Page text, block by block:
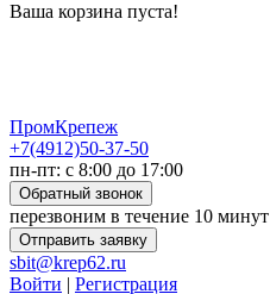
Ваша корзина пуста!
ПромКрепеж
+7(4912)50-37-50
пн-пт: с 8:00 до 17:00
Обратный звонок
перезвоним в течение 10 минут
Отправить заявку
sbit@krep62.ru
Войти | Регистрация